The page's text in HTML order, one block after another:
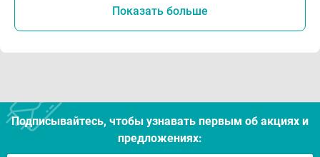
Показать больше
Подписывайтесь, чтобы узнавать первым об акцияx и
предложениях: